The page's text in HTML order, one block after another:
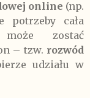
online (np.
potrzeby cała
zostać
– tzw. rozwód
udziału w